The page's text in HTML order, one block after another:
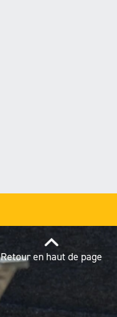
Retour en haut de page